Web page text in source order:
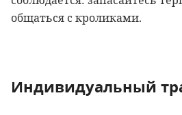
общаться с кроликами.
Индивидуальный